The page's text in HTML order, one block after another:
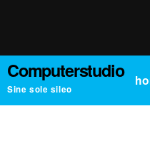
Computerstudio
Sine sole sileo